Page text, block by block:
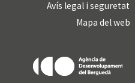
Avís legal i seguretat
Mapa del web